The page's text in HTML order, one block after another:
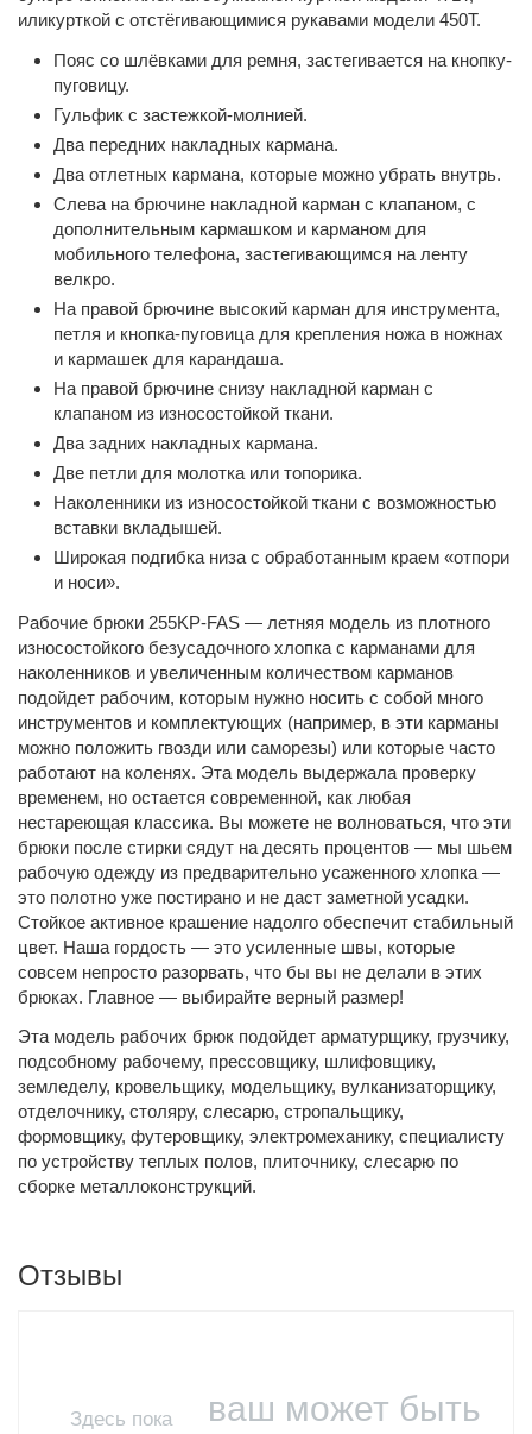
иликурткой с отстёгивающимися рукавами модели 450T.
Пояс со шлёвками для ремня, застегивается на кнопку-
пуговицу.
Гульфик с застежкой-молнией.
Два передних накладных кармана.
Два отлетных кармана, которые можно убрать внутрь.
Слева на брючине накладной карман с клапаном, с
дополнительным кармашком и карманом для
мобильного телефона, застегивающимся на ленту
велкро.
На правой брючине высокий карман для инструмента,
петля и кнопка-пуговица для крепления ножа в ножнах
и кармашек для карандаша.
На правой брючине снизу накладной карман с
клапаном из износостойкой ткани.
Два задних накладных кармана.
Две петли для молотка или топорика.
Наколенники из износостойкой ткани с возможностью
вставки вкладышей.
Широкая подгибка низа с обработанным краем «отпори
и носи».
Рабочие брюки 255KP-FAS — летняя модель из плотного
износостойкого безусадочного хлопка c карманами для
наколенников и увеличенным количеством карманов
подойдет рабочим, которым нужно носить с собой много
инструментов и комплектующих (например, в эти карманы
можно положить гвозди или саморезы) или которые часто
работают на коленях. Эта модель выдержала проверку
временем, но остается современной, как любая
нестареющая классика. Вы можете не волноваться, что эти
брюки после стирки сядут на десять процентов — мы шьем
рабочую одежду из предварительно усаженного хлопка —
это полотно уже постирано и не даст заметной усадки.
Стойкое активное крашение надолго обеспечит стабильный
цвет. Наша гордость — это усиленные швы, которые
совсем непросто разорвать, что бы вы не делали в этих
брюках. Главное — выбирайте верный размер!
Эта модель рабочих брюк подойдет арматурщику, грузчику,
подсобному рабочему, прессовщику, шлифовщику,
земледелу, кровельщику, модельщику, вулканизаторщику,
отделочнику, столяру, слесарю, стропальщику,
формовщику, футеровщику, электромеханику, специалисту
по устройству теплых полов, плиточнику, слесарю по
сборке металлоконструкций.
Отзывы
Здесь пока
ваш может быть